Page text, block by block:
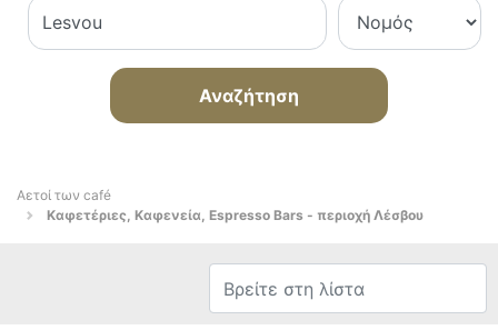
Αναζήτηση
Αετοί των café
Καφετέριες, Καφενεία, Espresso Bars - περιοχή Λέσβου